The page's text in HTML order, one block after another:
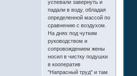
успевали завернуть и
падали в воду, обладая
определенной массой по
сравнению с воздухом.
На днях под чутким
руководством и
сопровождением жены
носил в чистку подушки
в кооператив
"Напрасный труд" и там